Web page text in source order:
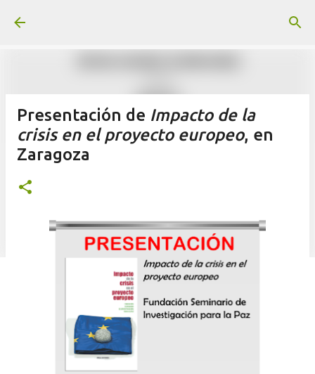
Presentación de Impacto de la
crisis en el proyecto europeo, en
Zaragoza